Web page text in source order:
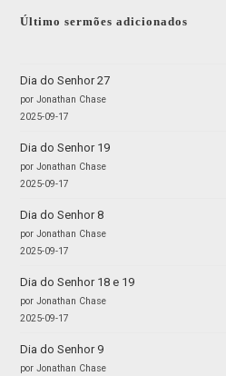
Último sermões adicionados
Dia do Senhor 27
por Jonathan Chase
2025-09-17
Dia do Senhor 19
por Jonathan Chase
2025-09-17
Dia do Senhor 8
por Jonathan Chase
2025-09-17
Dia do Senhor 18 e 19
por Jonathan Chase
2025-09-17
Dia do Senhor 9
por Jonathan Chase